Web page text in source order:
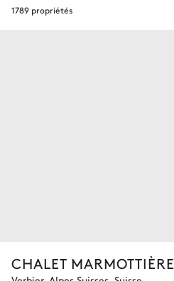
CHALET MARMOTTIÈRE
1789 propriétés